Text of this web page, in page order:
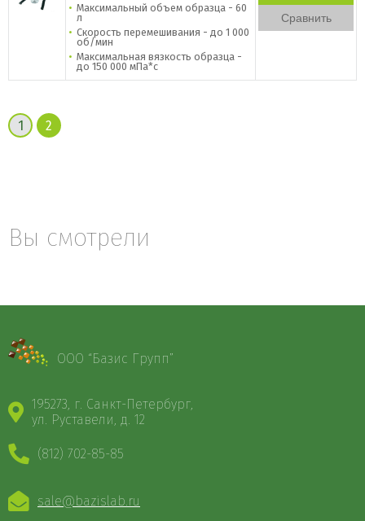
Максимальный объем образца - 60
л
Скорость перемешивания - до 1 000
об/мин
Максимальная вязкость образца -
до 150 000 мПа*с
Сравнить
1 2
Вы смотрели
ООО “Базис Групп”
195273, г. Санкт-Петербург,
ул. Руставели, д. 12
(812) 702-85-85
sale@bazislab.ru